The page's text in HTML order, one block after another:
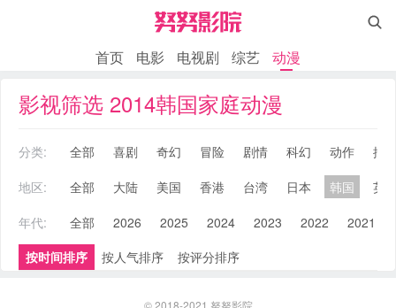

首页 电影 电视剧 综艺 动漫
影视筛选 2014韩国家庭动漫
分类: 全部 喜剧 奇幻 冒险 剧情 科幻 动作
搞
地区:
全部 大陆 美国 香港 台湾 日本 韩国
英
年代:
全部 2026 2025 2024 2023 2022 2021
按时间排序
按人气排序 按评分排序
© 2018-2021 努努影院